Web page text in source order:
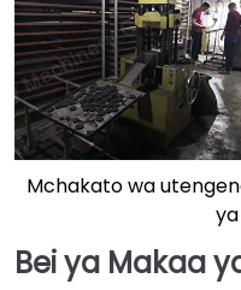
Mchakato wa
Bei ya Makaa